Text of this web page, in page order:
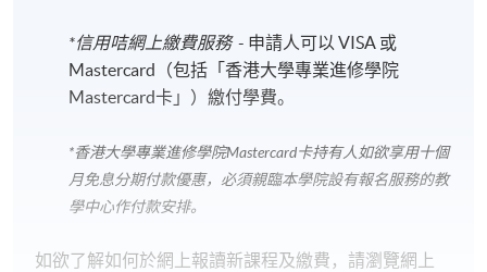
*信用咭網上繳費服務- 申請人可以 VISA 或
Mastercard（包括「香港大學專業進修學院
Mastercard卡」）繳付學費。
*香港大學專業進修學院Mastercard卡持有人如欲享用十個
月免息分期付款優惠，必須親臨本學院設有報名服務的教
學中心作付款安排。
如欲了解如何於網上報讀新課程及繳費，請瀏覽網上